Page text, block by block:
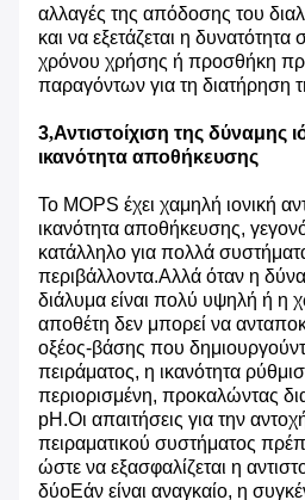
αλλαγές της απόδοσης του
και να εξετάζεται η
χρόνου χρήσης ή προσθήκη
παραγόντων για τη διατήρηση
3,Αντιστοίχιση της δύναμης
ικανότητα αποθήκευσης
Το MOPS έχει χαμηλή ιονική
ικανότητα αποθήκευσης,
κατάλληλο για πολλά
περιβάλλοντα.Αλλά όταν η
διάλυμα είναι πολύ υψηλή ή η
αποθέτη δεν μπορεί να
οξέος-βάσης που
πειράματος, η ικανότητα
περιορισμένη, προκαλώντας
pH.Οι απαιτήσεις για την
πειραματικού συστήματος
ώστε να εξασφαλίζεται η
δύοΕάν είναι αναγκαίο, η